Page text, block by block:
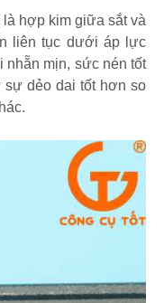
là hợp kim giữa sắt và
liên tục dưới áp lực
mịn, sức nén tốt
sự dẻo dai tốt hơn so